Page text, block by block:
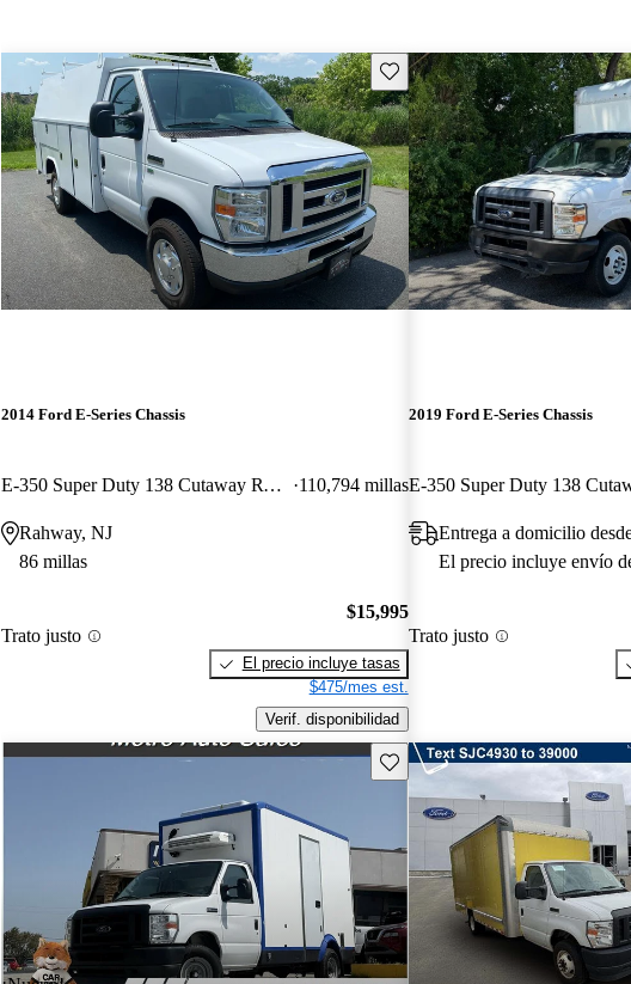
Guarda este Aviso
2014 Ford E-Series Chassis
E-350 Super Duty 138 Cutaway RWD 110,794 millas
Rahway, NJ
86 millas
Trato justo
$15,995
El precio incluye tasas
$475/mes est.
Verif. disponibilidad
2019 Ford E-Series Chassis
Entrega a domicilio
El precio incluye envío
Trato justo
Guarda este Aviso